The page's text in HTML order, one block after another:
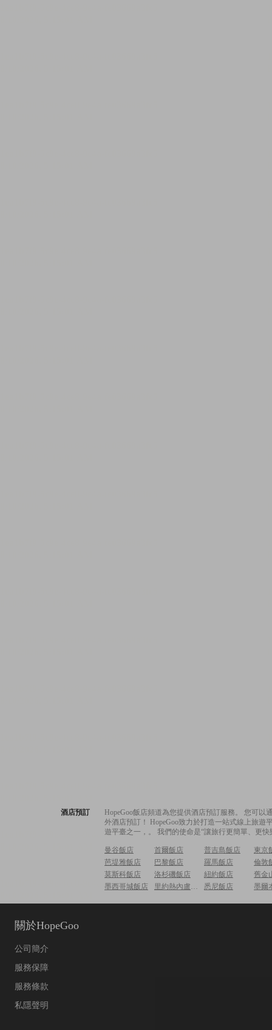
酒店預訂
HopeGoo飯店頻道為您提供酒店預訂服務。 您可
外酒店預訂！ HopeGoo致力於打造一站式線上旅
遊平臺之一，。 我們的使命是“讓旅行更簡單、更
曼谷飯店 首爾飯店 普吉島飯店
東京
芭堤雅飯店
巴黎飯店 羅馬飯店
倫敦
莫斯科飯店
洛杉磯飯店 紐約飯店
舊金
墨西哥城飯店
里約熱內盧飯店 悉尼飯店 墨爾
關於HopeGoo
公司簡介
服務保障
服務條款
私隱聲明